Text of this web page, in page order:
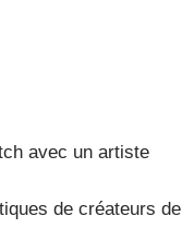
avec un artiste
de créateurs de